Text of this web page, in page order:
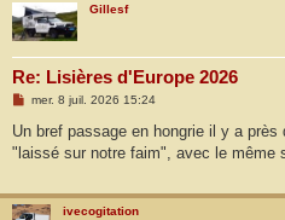
Gillesf
Re: Lisières d'Europe 2026
M
s
a
mer. 8 juil. 2026 15:24
Un bref passage en hongrie il y a
"laissé sur notre faim", avec le même
ivecogitation